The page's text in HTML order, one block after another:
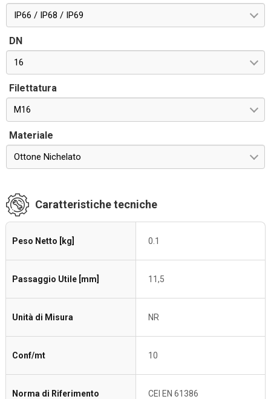
IP66 / IP68 / IP69
DN
16
Filettatura
M16
Materiale
Ottone Nichelato
Caratteristiche tecniche
Peso Netto [kg] 0.1
Passaggio Utile [mm] 11,5
Unità di Misura NR
Conf/mt 10
Norma di Riferimento CEI EN 61386